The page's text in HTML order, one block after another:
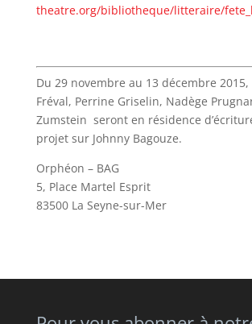
theatre.org/bibliotheque/litteraire/
Du 29 novembre au 13 décembre
Fréval, Perrine Griselin, Nadège
Zumstein seront en résidence
projet sur Johnny Bagouze.
Orphéon – BAG
5, Place Martel Esprit
83500 La Seyne-sur-Mer